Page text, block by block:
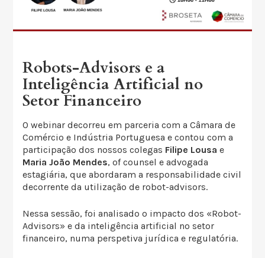
Robots-Advisors e a
Inteligência Artificial no
Setor Financeiro
O webinar decorreu em parceria com a Câmara de
Comércio e Indústria Portuguesa e contou com a
participação dos nossos colegas Filipe Lousa e
Maria João Mendes, of counsel e advogada
estagiária, que abordaram a responsabilidade civil
decorrente da utilização de robot-advisors.
Nessa sessão, foi analisado o impacto dos «Robot-
Advisors» e da inteligência artificial no setor
financeiro, numa perspetiva jurídica e regulatória.